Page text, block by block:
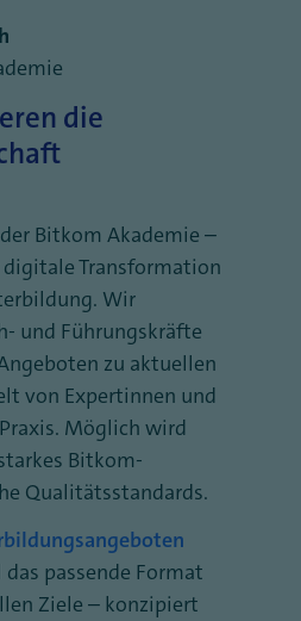
die
Bitkom Akademie –
Transformation
Wir
und Führungskräfte
zu aktuellen
von Expertinnen und
Möglich wird
Bitkom-
Qualitätsstandards.
passende Format
Ziele – konzipiert